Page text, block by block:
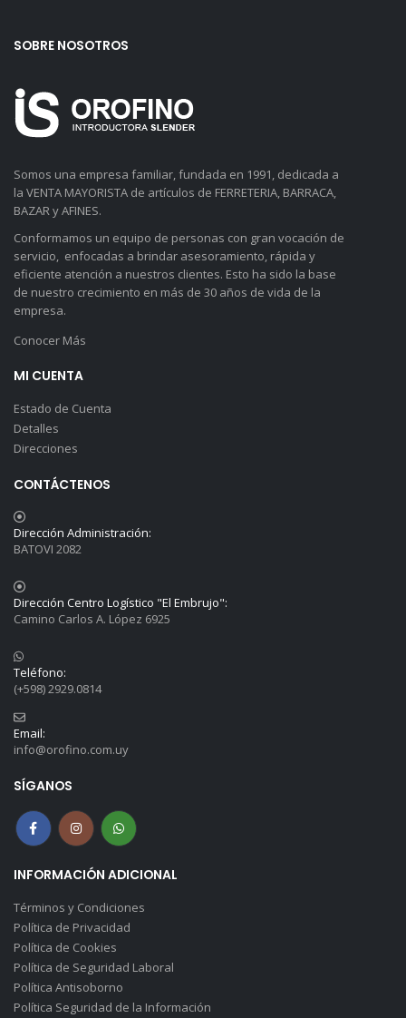
SOBRE NOSOTROS
Somos una empresa familiar, fundada en 1991, dedicada a
la VENTA MAYORISTA de artículos de FERRETERIA, BARRACA,
BAZAR y AFINES.
Conformamos un equipo de personas con gran vocación de
servicio, enfocadas a brindar asesoramiento, rápida y
eficiente atención a nuestros clientes. Esto ha sido la base
de nuestro crecimiento en más de 30 años de vida de la
empresa.
Conocer Más
MI CUENTA
Estado de Cuenta
Detalles
Direcciones
CONTÁCTENOS
Dirección Administración:
BATOVI 2082
Dirección Centro Logístico "El Embrujo":
Camino Carlos A. López 6925
Teléfono:
(+598) 2929.0814
Email:
info@orofino.com.uy
SÍGANOS
INFORMACIÓN ADICIONAL
Términos y Condiciones
Política de Privacidad
Política de Cookies
Política de Seguridad Laboral
Política Antisoborno
Política Seguridad de la Información